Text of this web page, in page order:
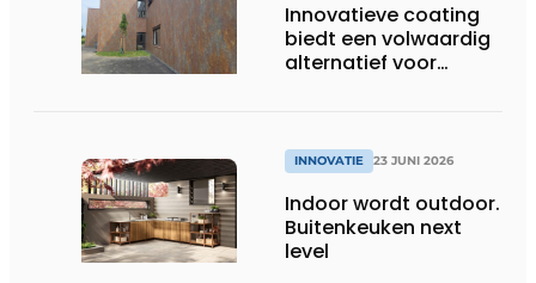
Innovatieve coating
biedt een volwaardig
alternatief voor
INNOVATIE 23 JUNI 2026
Indoor wordt outdoor.
Buitenkeuken next
level